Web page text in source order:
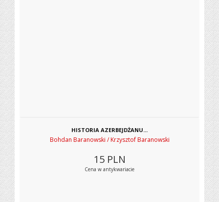
HISTORIA AZERBEJDŻANU...
Bohdan Baranowski / Krzysztof Baranowski
15 PLN
Cena w antykwariacie